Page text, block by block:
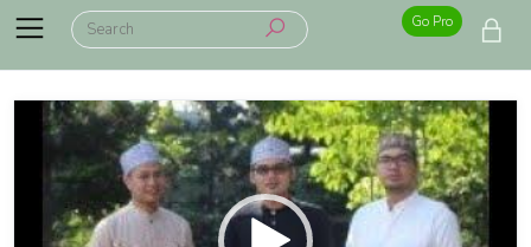
Go Pro